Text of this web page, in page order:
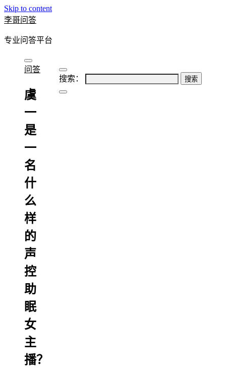
Skip to content
李哥问答
专业问答平台
搜索：
问答
虞
一
是
一
名
什
么
样
的
声
控
助
眠
女
主
播？